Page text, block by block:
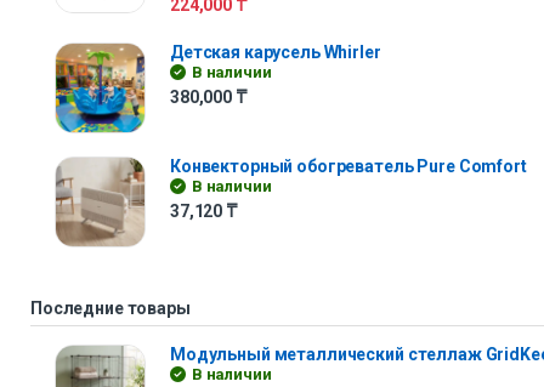
224,000 ₸
Детская карусель Whirler
В наличии
380,000 ₸
Конвекторный обогреватель Pure Comfort
В наличии
37,120 ₸
Последние товары
Модульный металлический стеллаж
В наличии